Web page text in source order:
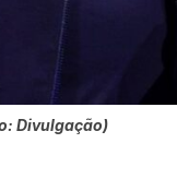
Divulgação)